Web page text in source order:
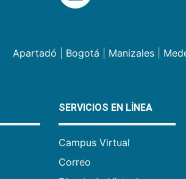
Apartadó Bogotá Manizales|
SERVICIOS EN LÍNEA
Campus Virtual
Correo